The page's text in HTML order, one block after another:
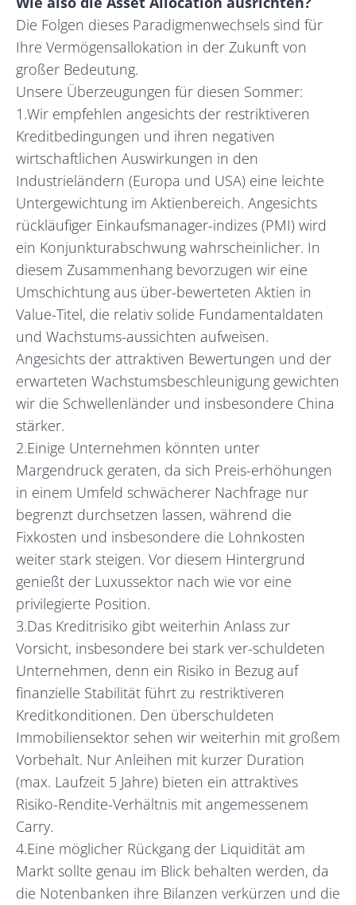
Die Folgen dieses Paradigmenwechsels sind für
Ihre Vermögensallokation in der Zukunft von
großer Bedeutung.
Unsere Überzeugungen für diesen Sommer:
1.Wir empfehlen angesichts der restriktiveren
Kreditbedingungen und ihren negativen
wirtschaftlichen Auswirkungen in den
Industrieländern (Europa und USA) eine leichte
Untergewichtung im Aktienbereich. Angesichts
rückläufiger Einkaufsmanager-indizes (PMI) wird
ein Konjunkturabschwung wahrscheinlicher. In
diesem Zusammenhang bevorzugen wir eine
Umschichtung aus über-bewerteten Aktien in
Value-Titel, die relativ solide Fundamentaldaten
und Wachstums-aussichten aufweisen.
Angesichts der attraktiven Bewertungen und der
erwarteten Wachstumsbeschleunigung gewichten
wir die Schwellenländer und insbesondere China
stärker.
2.Einige Unternehmen könnten unter
Margendruck geraten, da sich Preis-erhöhungen
in einem Umfeld schwächerer Nachfrage nur
begrenzt durchsetzen lassen, während die
Fixkosten und insbesondere die Lohnkosten
weiter stark steigen. Vor diesem Hintergrund
genießt der Luxussektor nach wie vor eine
privilegierte Position.
3.Das Kreditrisiko gibt weiterhin Anlass zur
Vorsicht, insbesondere bei stark ver-schuldeten
Unternehmen, denn ein Risiko in Bezug auf
finanzielle Stabilität führt zu restriktiveren
Kreditkonditionen. Den überschuldeten
Immobiliensektor sehen wir weiterhin mit großem
Vorbehalt. Nur Anleihen mit kurzer Duration
(max. Laufzeit 5 Jahre) bieten ein attraktives
Risiko-Rendite-Verhältnis mit angemessenem
Carry.
4.Eine möglicher Rückgang der Liquidität am
Markt sollte genau im Blick behalten werden, da
die Notenbanken ihre Bilanzen verkürzen und die